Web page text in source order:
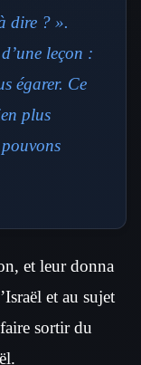
dire ? ».
leçon :
égarer. Ce
plus
et leur donna
et au sujet
sortir du